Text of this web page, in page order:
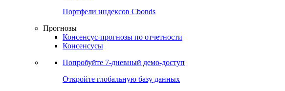
Портфели индексов Cbonds
Прогнозы
Консенсус-прогнозы по отчетности
Консенсусы
Попробуйте 7-дневный демо-доступ
Откройте глобальную базу данных